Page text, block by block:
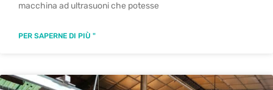
macchina ad ultrasuoni che potesse
PER SAPERNE DI PIÙ "